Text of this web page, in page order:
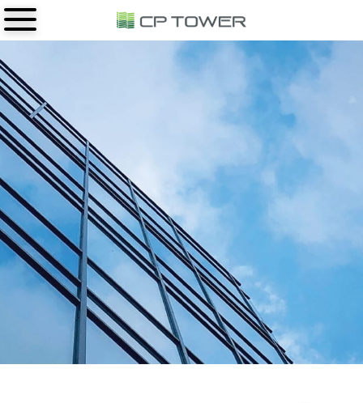
อาคารสำนักงาน
ซี.พี.ทาวเวอร์ ใน กรุงเทพ
ซี.พี.ทาวเวอร์ 1 (สีลม)
ซี.พี.ทาวเวอร์ 2 (ฟอร์จูนทาวน์)
ซี.พี.ทาวเวอร์ 3 (พญาไท)
ซี.พี.ทาวเวอร์ นอร์ธปาร์ค
ซี.พี.ทาวเวอร์ ใน ภูมิภาค
ซี.พี.ทาวเวอร์ พิษณุโลก
ซี.พี.ทาวเวอร์ ขอนแก่น 1
ซี.พี.ทาวเวอร์ ขอนแก่น 2
ซี.พี.ทาวเวอร์ ขอนแก่น 3
ซี.พี.ทาวเวอร์ นครราชสีมา
ซี.พี.ทาวเวอร์ อุดรธานี
ซี.พี.ทาวเวอร์ สุราษฎร์ธานี
ซี.พี.ทาวเวอร์ นครศรีธรรมราช
ซี.พี.ทาวเวอร์ หาดใหญ่
ข่าวสารและกิจกรรม
ติดต่อเรา